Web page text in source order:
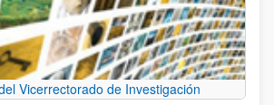
Vicerrectorado de Investigación